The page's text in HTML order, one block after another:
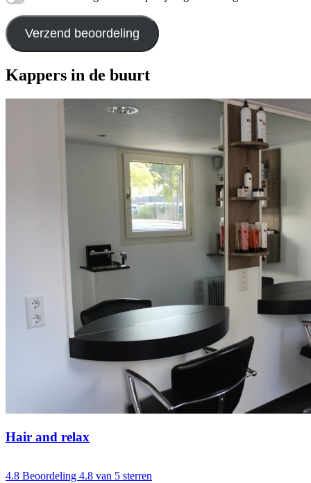
Verzend beoordeling
Kappers in de buurt
Hair and relax
4.8 Beoordeling 4.8 van 5 sterren